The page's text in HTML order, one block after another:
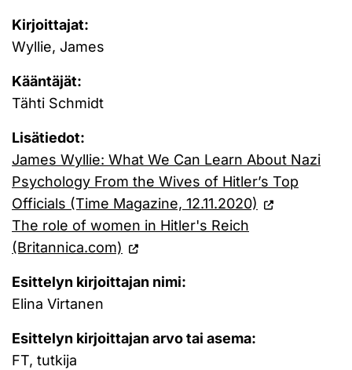
Kirjoittajat:
Wyllie, James
Kääntäjät:
Tähti Schmidt
Lisätiedot:
James Wyllie: What We Can Learn About Nazi
Psychology From the Wives of Hitler’s Top
Officials (Time Magazine, 12.11.2020)
The role of women in Hitler's Reich
(Britannica.com)
Esittelyn kirjoittajan nimi:
Elina Virtanen
Esittelyn kirjoittajan arvo tai asema:
FT, tutkija